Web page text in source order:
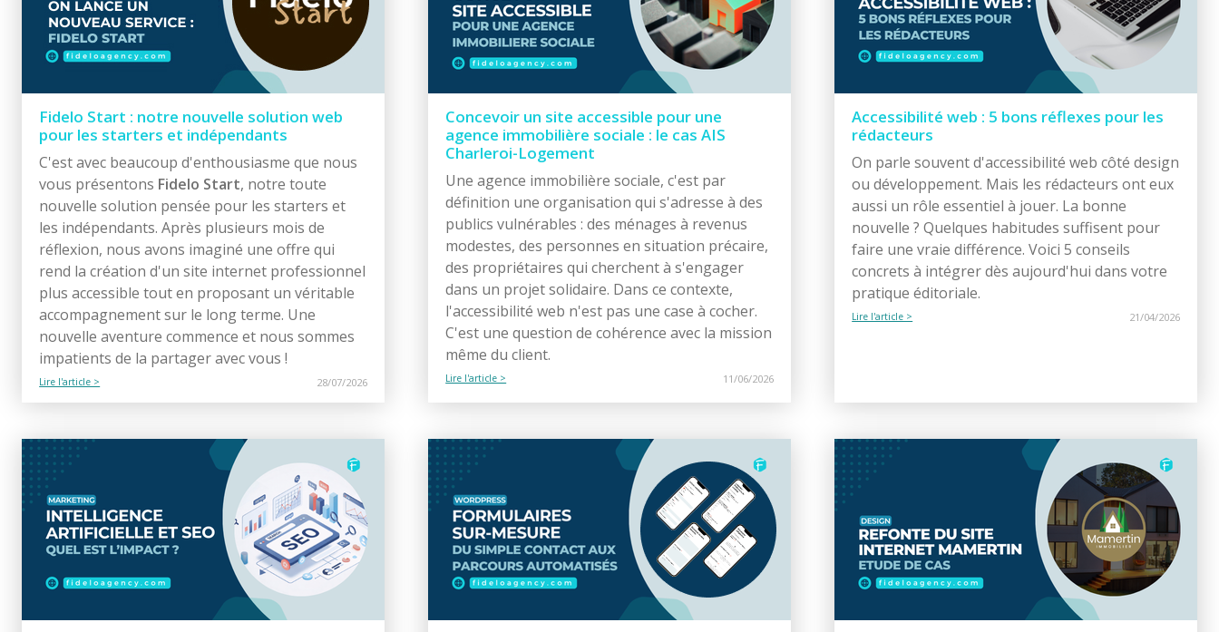
Fidelo Start : notre nouvelle solution web
pour les starters et indépendants
C'est avec beaucoup d'enthousiasme que nous
vous présentons Fidelo Start, notre toute
nouvelle solution pensée pour les starters et
les indépendants. Après plusieurs mois de
réflexion, nous avons imaginé une offre qui
rend la création d'un site internet professionnel
plus accessible tout en proposant un véritable
accompagnement sur le long terme. Une
nouvelle aventure commence et nous sommes
impatients de la partager avec vous !
Lire l'article > 28/07/2026
Concevoir un site accessible pour une
agence immobilière sociale : le cas AIS
Charleroi-Logement
Une agence immobilière sociale, c'est par
définition une organisation qui s'adresse à des
publics vulnérables : des ménages à revenus
modestes, des personnes en situation précaire,
des propriétaires qui cherchent à s'engager
dans un projet solidaire. Dans ce contexte,
l'accessibilité web n'est pas une case à cocher.
C'est une question de cohérence avec la mission
même du client.
Lire l'article > 11/06/2026
Accessibilité web : 5 bons réflexes pour les
rédacteurs
On parle souvent d'accessibilité web côté design
ou développement. Mais les rédacteurs ont eux
aussi un rôle essentiel à jouer. La bonne
nouvelle ? Quelques habitudes suffisent pour
faire une vraie différence. Voici 5 conseils
concrets à intégrer dès aujourd'hui dans votre
pratique éditoriale.
Lire l'article > 21/04/2026